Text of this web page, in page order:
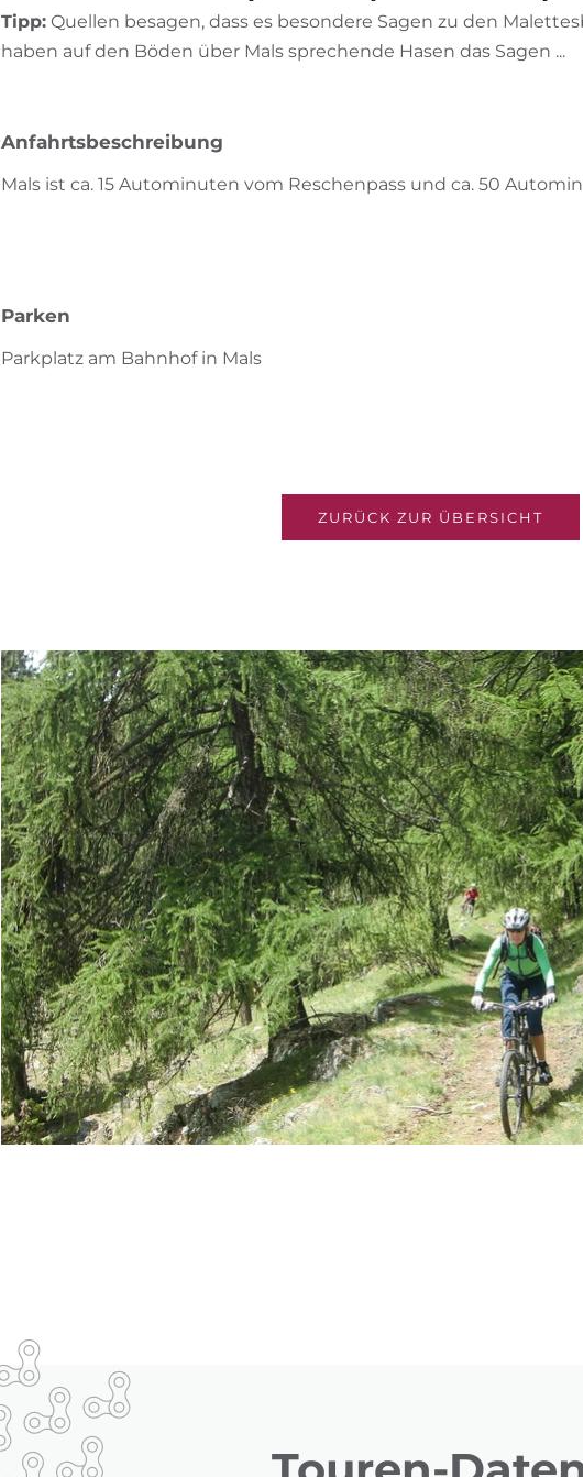
Tipp: Quellen besagen, dass es besondere Sagen zu den
haben auf den Böden über Mals sprechende Hasen das Sagen ...
Anfahrtsbeschreibung
Mals ist ca. 15 Autominuten vom Reschenpass und ca. 50
Parken
Parkplatz am Bahnhof in Mals
ZURÜCK ZUR ÜBERSICHT